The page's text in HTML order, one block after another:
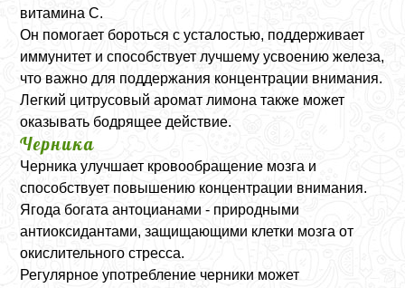
витамина C.
Он помогает бороться с усталостью, поддерживает
иммунитет и способствует лучшему усвоению железа,
что важно для поддержания концентрации внимания.
Легкий цитрусовый аромат лимона также может
оказывать бодрящее действие.
Черника
Черника улучшает кровообращение мозга и
способствует повышению концентрации внимания.
Ягода богата антоцианами - природными
антиоксидантами, защищающими клетки мозга от
окислительного стресса.
Регулярное употребление черники может